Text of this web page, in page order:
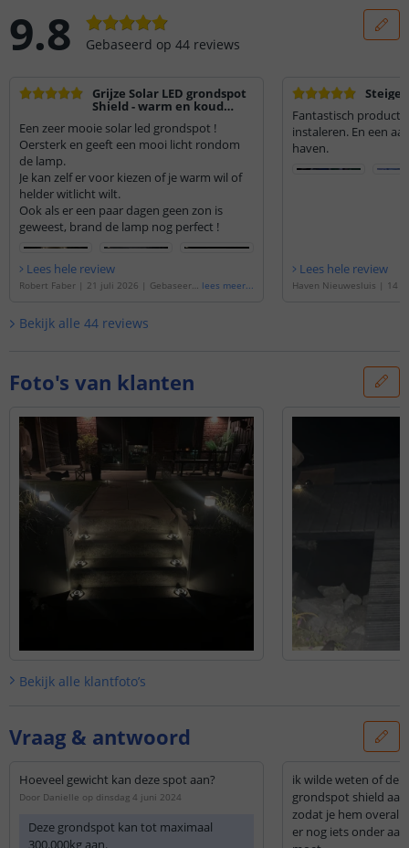
9.8 Gebaseerd op 44 reviews
Grijze Solar LED grondspot
Shield - warm en koud
Een zeer mooie solar led grondspot !
Oersterk en geeft een mooi licht rondom
de lamp.
Je kan zelf er voor kiezen of je warm wil of
helder witlicht wilt.
Ook als er een paar dagen geen zon is
geweest, brand de lamp nog perfect !
Lees hele review
Robert Faber | 21 juli 2026 | Gebaseerd
6 stuks'
lees meer...
Fantastisch product.
instaleren. En een
haven.
Lees hele review
Haven Nieuwesluis | 14
Bekijk alle 44 reviews
Foto's van klanten
Bekijk alle klantfoto’s
Vraag & antwoord
Hoeveel gewicht kan deze spot aan?
Door Danielle op dinsdag 4 juni 2024
Deze grondspot kan tot maximaal
300.000kg aan.
ik wilde weten of de
grondspot shield
zodat je hem overal
er nog iets onder